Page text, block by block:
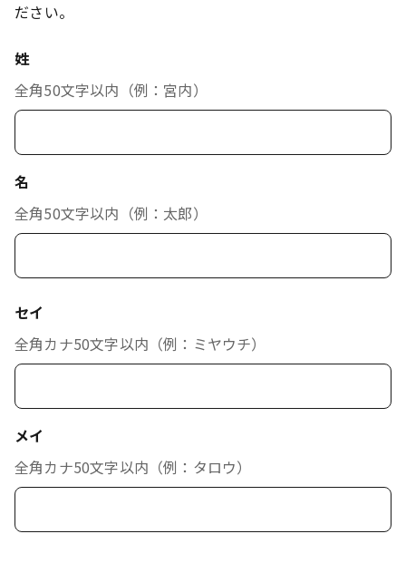
ださい。
姓
全角50文字以内（例：宮内）
名
全角50文字以内（例：太郎）
セイ
全角カナ50文字以内（例：ミヤウチ）
メイ
全角カナ50文字以内（例：タロウ）